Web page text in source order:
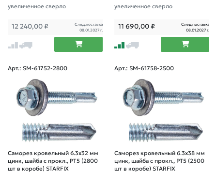
увеличенное сверло
12 240,00 ₽
След.поставка
08.01.2027 г.
увеличенное сверло
11 690,00₽
След.поставка
08.01.2027 г.
Арт.: SM-61752-2800
Саморез кровельный 6.3х32 мм
цинк, шайба с прокл., PT5 (2800
шт в коробе) STARFIX
Арт.: SM-61758-2500
Саморез кровельный 6.3х38 мм
цинк, шайба с прокл., PT5 (2500
шт в коробе) STARFIX